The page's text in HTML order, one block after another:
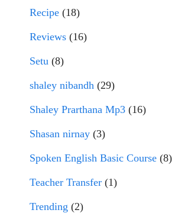
Recipe (18)
Reviews (16)
Setu (8)
shaley nibandh (29)
Shaley Prarthana Mp3 (16)
Shasan nirnay (3)
Spoken English Basic Course (8)
Teacher Transfer (1)
Trending (2)